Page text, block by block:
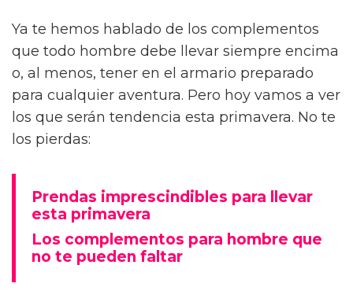
Ya te hemos hablado de los complementos
que todo hombre debe llevar siempre encima
o, al menos, tener en el armario preparado
para cualquier aventura. Pero hoy vamos a ver
los que serán tendencia esta primavera. No te
los pierdas:
Prendas imprescindibles para llevar
esta primavera
Los complementos para hombre que
no te pueden faltar